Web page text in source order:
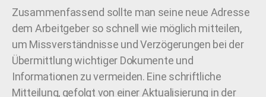
Zusammenfassend sollte man seine neue Adresse
dem Arbeitgeber so schnell wie möglich mitteilen,
um Missverständnisse und Verzögerungen bei der
Übermittlung wichtiger Dokumente und
Informationen zu vermeiden. Eine schriftliche
Mitteilung, gefolgt von einer Aktualisierung in der